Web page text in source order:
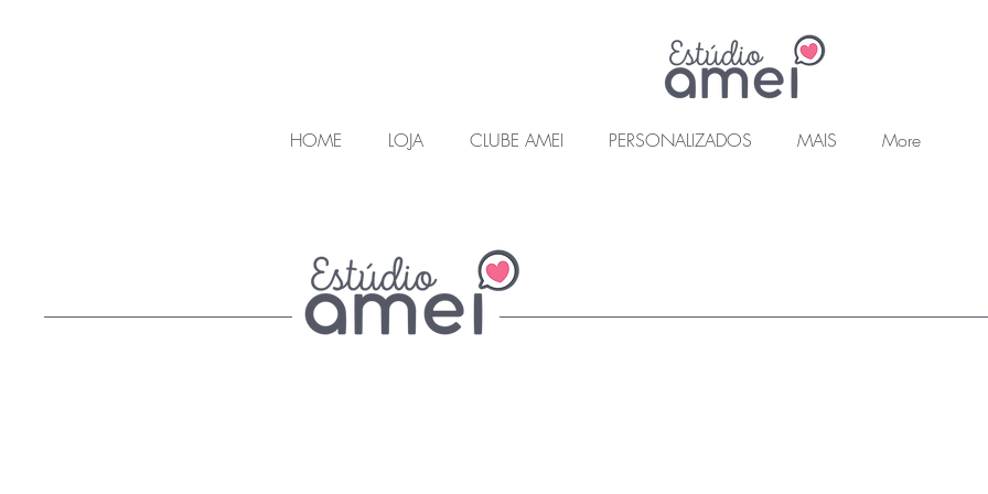
HOME LOJA CLUBE AMEI PERSONALIZADOS MAIS More